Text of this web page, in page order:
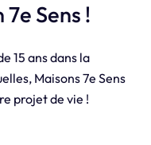
Sens !
15 ans dans la
Maisons 7e Sens
projet de vie !